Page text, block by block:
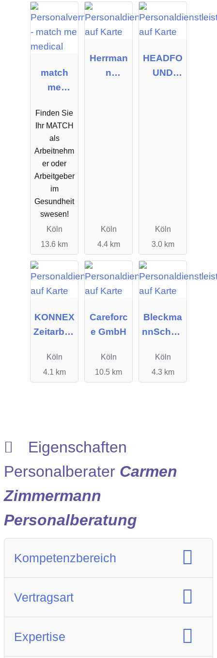
match
me
Finden Sie
Ihr MATCH
als
Arbeitnehm
er oder
Arbeitgeber
im
Gesundheit
swesen!
Köln
13.6 km
Herrman
n
Köln
4.4 km
HEADFO
UND
Köln
3.0 km
KONNEX
Zeitarbeit
Köln
4.1 km
Careforc
e GmbH
Köln
10.5 km
Bleckma
nnSchulz
Köln
4.3 km
Eigenschaften
Personalberater Carmen
Zimmermann
Personalberatung
Kompetenzbereich
Vertragsart
Expertise